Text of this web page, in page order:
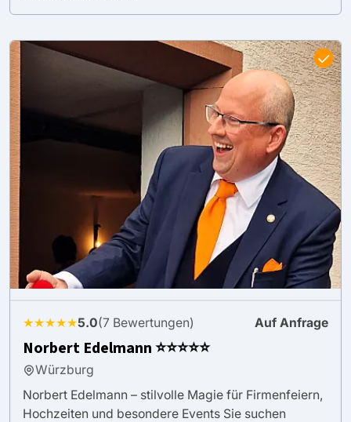
★★★★★5.0(7 Bewertungen) Auf Anfrage
Norbert Edelmann ⭐⭐⭐⭐⭐
Würzburg
Norbert Edelmann – stilvolle Magie für Firmenfeiern,
Hochzeiten und besondere Events Sie suchen